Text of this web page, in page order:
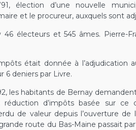
élection d’une nouvelle
et le procureur, auxquels sont
électeurs et 545 âmes. Pierre-
était donnée à l’adjudication
6 deniers par Livre.
les habitants de Bernay
réduction d’impôts basée sur
de valeur depuis l’ouverture
route du Bas-Maine passait